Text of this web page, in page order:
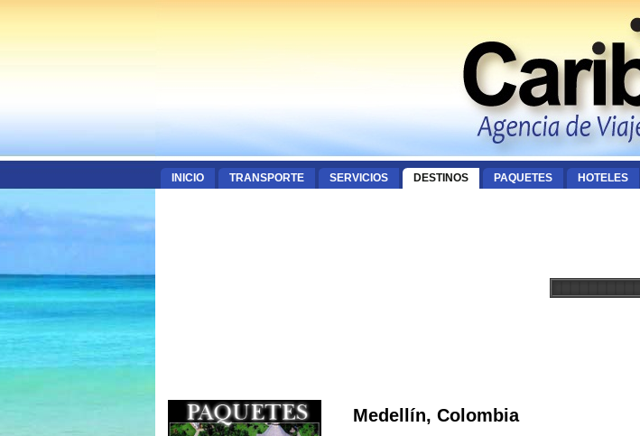
INICIO TRANSPORTE SERVICIOS DESTINOS PAQUETES HOTELES
Medellín, Colombia